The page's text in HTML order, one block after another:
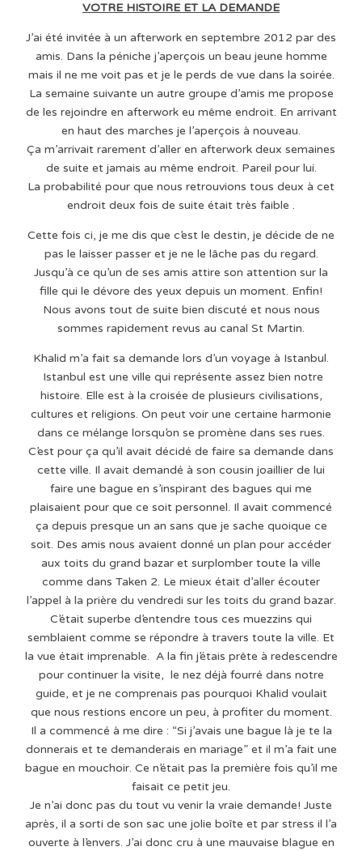
VOTRE HISTOIRE ET LA DEMANDE
J’ai été invitée à un afterwork en septembre 2012 par des
amis. Dans la péniche j’aperçois un beau jeune homme
mais il ne me voit pas et je le perds de vue dans la soirée.
La semaine suivante un autre groupe d’amis me propose
de les rejoindre en afterwork eu même endroit. En arrivant
en haut des marches je l’aperçois à nouveau.
Ça m’arrivait rarement d’aller en afterwork deux semaines
de suite et jamais au même endroit. Pareil pour lui.
La probabilité pour que nous retrouvions tous deux à cet
endroit deux fois de suite était très faible .
Cette fois ci, je me dis que c’est le destin, je décide de ne
pas le laisser passer et je ne le lâche pas du regard.
Jusqu’à ce qu’un de ses amis attire son attention sur la
fille qui le dévore des yeux depuis un moment. Enfin!
Nous avons tout de suite bien discuté et nous nous
sommes rapidement revus au canal St Martin.
Khalid m’a fait sa demande lors d’un voyage à Istanbul.
Istanbul est une ville qui représente assez bien notre
histoire. Elle est à la croisée de plusieurs civilisations,
cultures et religions. On peut voir une certaine harmonie
dans ce mélange lorsqu’on se promène dans ses rues.
C’est pour ça qu’il avait décidé de faire sa demande dans
cette ville. Il avait demandé à son cousin joaillier de lui
faire une bague en s’inspirant des bagues qui me
plaisaient pour que ce soit personnel. Il avait commencé
ça depuis presque un an sans que je sache quoique ce
soit. Des amis nous avaient donné un plan pour accéder
aux toits du grand bazar et surplomber toute la ville
comme dans Taken 2. Le mieux était d’aller écouter
l’appel à la prière du vendredi sur les toits du grand bazar.
C’était superbe d’entendre tous ces muezzins qui
semblaient comme se répondre à travers toute la ville. Et
la vue était imprenable. A la fin j’étais prête à redescendre
pour continuer la visite, le nez déjà fourré dans notre
guide, et je ne comprenais pas pourquoi Khalid voulait
que nous restions encore un peu, à profiter du moment.
Il a commencé à me dire : “Si j’avais une bague là je te la
donnerais et te demanderais en mariage” et il m’a fait une
bague en mouchoir. Ce n’était pas la première fois qu’il me
faisait ce petit jeu.
Je n’ai donc pas du tout vu venir la vraie demande! Juste
après, il a sorti de son sac une jolie boîte et par stress il l’a
ouverte à l’envers. J’ai donc cru à une mauvaise blague en